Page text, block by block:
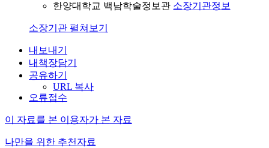
한양대학교 백남학술정보관 소장기관정보
소장기관 펼쳐보기
내보내기
내책장담기
공유하기
URL 복사
오류접수
이 자료를 본 이용자가 본 자료
나만을 위한 추천자료